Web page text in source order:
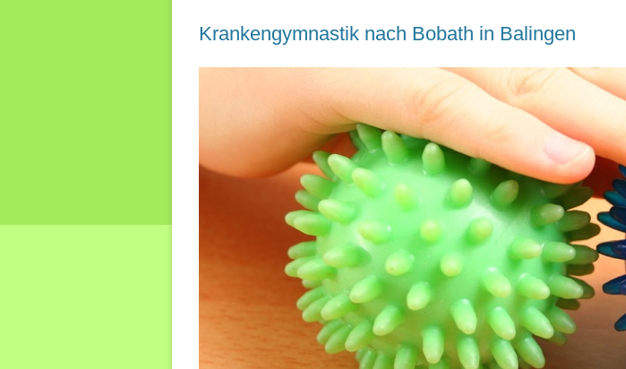
Krankengymnastik nach Bobath in Balingen